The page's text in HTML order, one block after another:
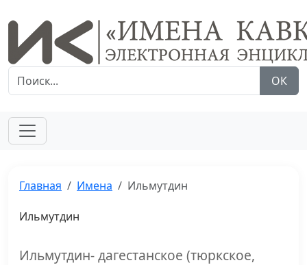
ОК
Главная Имена Ильмутдин
Ильмутдин
Ильмутдин- дагестанское (тюркское,